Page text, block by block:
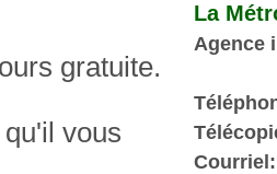
gratuite.
vous
La
Agence